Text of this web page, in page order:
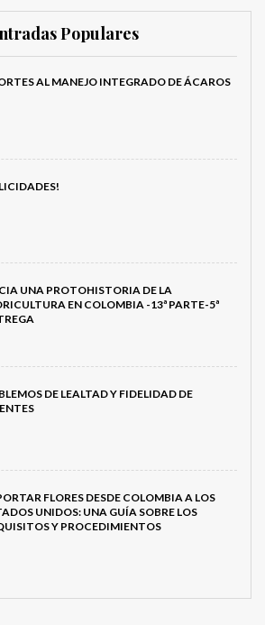
Populares
AL MANEJO INTEGRADO DE ÁCAROS
UNA PROTOHISTORIA DE LA
EN COLOMBIA -13ª PARTE-5ª
DE LEALTAD Y FIDELIDAD DE
FLORES DESDE COLOMBIA A LOS
UNIDOS: UNA GUÍA SOBRE LOS
Y PROCEDIMIENTOS